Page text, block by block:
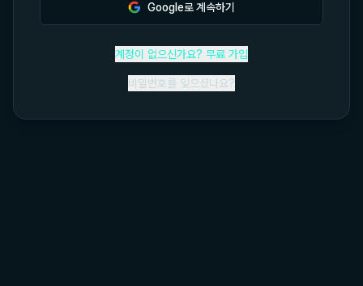
Google로 계속하기
계정이 없으신가요? 무료 가입
비밀번호를 잊으셨나요?